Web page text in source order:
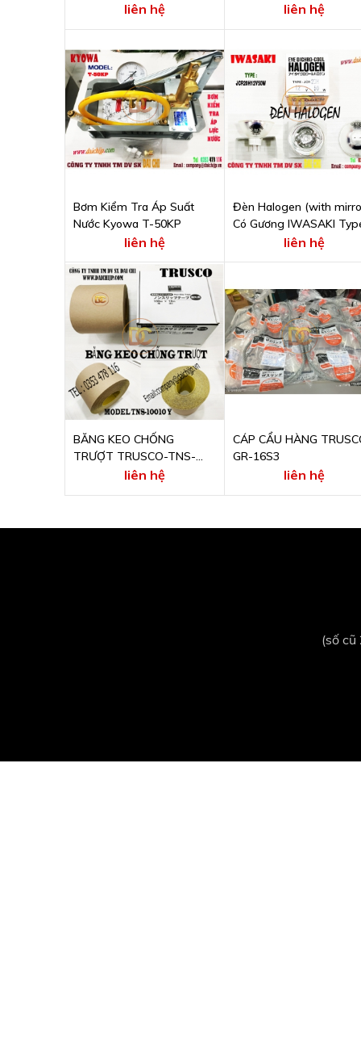
liên hệ liên hệ
Bơm Kiểm Tra Áp Suất
Nước Kyowa T-50KP
liên hệ
Đèn Halogen (with
Có Gương IWASAKI
JCR20H12V50W
liên hệ
BĂNG KEO CHỐNG
TRƯỢT TRUSCO-TNS-
liên hệ
CÁP CẨU HÀNG
GR-16S3
liên hệ
(số cũ